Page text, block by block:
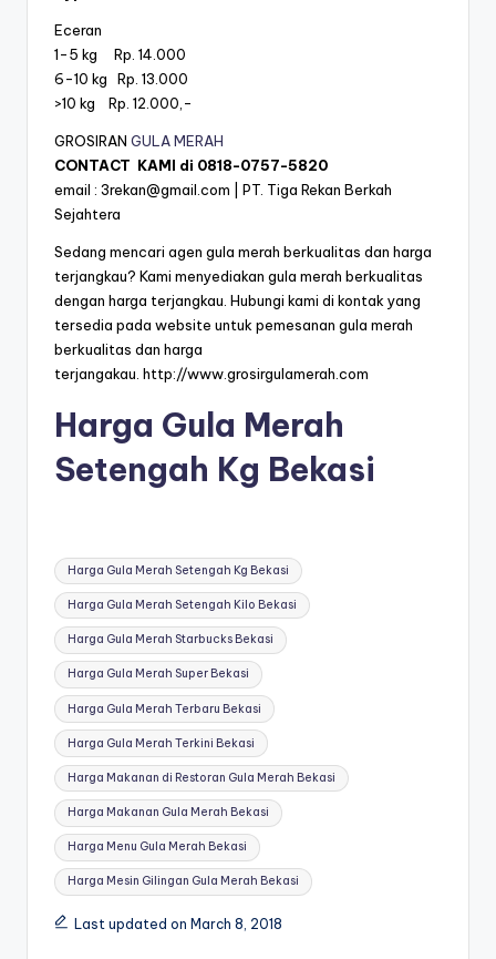
Eceran
1-5 kg Rp. 14.000
6-10 kg Rp. 13.000
>10 kg Rp. 12.000,-
GROSIRAN GULA MERAH
CONTACT KAMI di 0818-0757-5820
email : 3rekan@gmail.com | PT. Tiga Rekan Berkah
Sejahtera
Sedang mencari agen gula merah berkualitas dan harga
terjangkau? Kami menyediakan gula merah berkualitas
dengan harga terjangkau. Hubungi kami di kontak yang
tersedia pada website untuk pemesanan gula merah
berkualitas dan harga
terjangakau. http://www.grosirgulamerah.com
Harga Gula Merah
Setengah Kg Bekasi
Tags:
Harga Gula Merah Setengah Kg Bekasi
Harga Gula Merah Setengah Kilo Bekasi
Harga Gula Merah Starbucks Bekasi
Harga Gula Merah Super Bekasi
Harga Gula Merah Terbaru Bekasi
Harga Gula Merah Terkini Bekasi
Harga Makanan di Restoran Gula Merah Bekasi
Harga Makanan Gula Merah Bekasi
Harga Menu Gula Merah Bekasi
Harga Mesin Gilingan Gula Merah Bekasi
Last updated on March 8, 2018